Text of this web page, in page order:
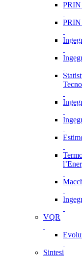
PRIN
PRIN
VQR
Sintesi